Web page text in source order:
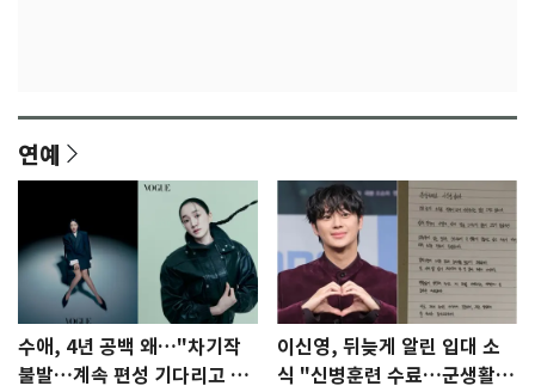
연예
수애, 4년 공백 왜…"차기작
불발…계속 편성 기다리고 있
이신영, 뒤늦게 알린 입대 소
식 "신병훈련 수료…군생활